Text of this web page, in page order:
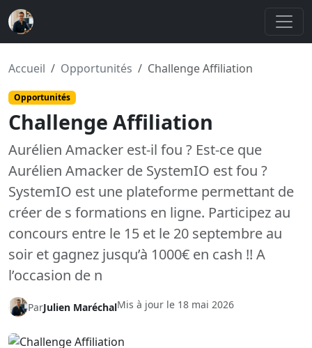
Accueil Opportunités Challenge Affiliation
Opportunités
Challenge Affiliation
Aurélien Amacker est-il fou ? Est-ce que
Aurélien Amacker de SystemIO est fou ?
SystemIO est une plateforme permettant de
créer de s formations en ligne. Participez au
concours entre le 15 et le 20 septembre au
soir et gagnez jusqu’à 1000€ en cash !! A
l’occasion de n
ParJulien MaréchalMis à jour le 18 mai 2026